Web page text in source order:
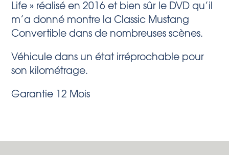
Life » réalisé en 2016 et bien sûr le DVD qu’il
m’a donné montre la Classic Mustang
Convertible dans de nombreuses scènes.
Véhicule dans un état irréprochable pour
son kilométrage.
Garantie 12 Mois